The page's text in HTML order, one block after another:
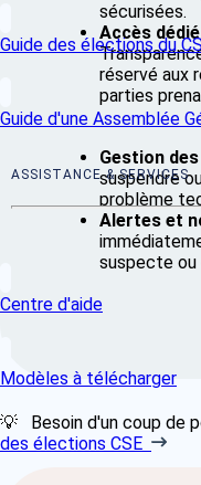
Guide des élections du
Guide d'une Assemblée
ASSISTANCE & SERVICES
Centre d'aide
Modèles à télécharger
💡 Besoin d'un coup de
des élections CSE
sécurisées.
Accès
réservé aux
parties
Gestion
suspendre
problème
Alertes et
suspecte